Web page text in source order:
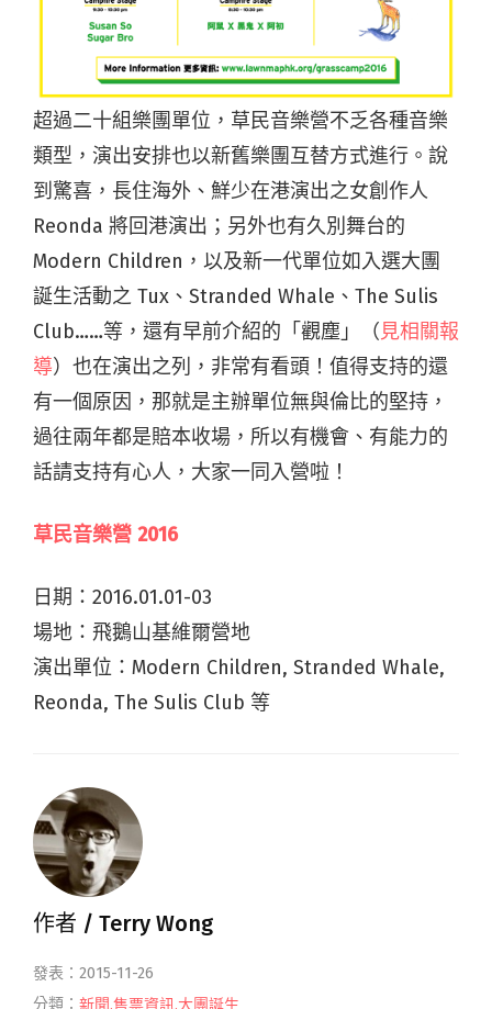
超過二十組樂團單位，草民音樂營不乏各種音樂
類型，演出安排也以新舊樂團互替方式進行。說
到驚喜，長住海外、鮮少在港演出之女創作人
Reonda 將回港演出；另外也有久別舞台的
Modern Children，以及新一代單位如入選大團
誕生活動之 Tux、Stranded Whale、The Sulis
Club……等，還有早前介紹的「觀塵」（見相關報
導）也在演出之列，非常有看頭！值得支持的還
有一個原因，那就是主辦單位無與倫比的堅持，
過往兩年都是賠本收場，所以有機會、有能力的
話請支持有心人，大家一同入營啦！
草民音樂營 2016
日期： 2016.01.01-03
場地：飛鵝山基維爾營地
演出單位：Modern Children, Stranded Whale,
Reonda, The Sulis Club 等
作者 / Terry Wong
發表：2015-11-26
分類： 新聞,售票資訊,大團誕生